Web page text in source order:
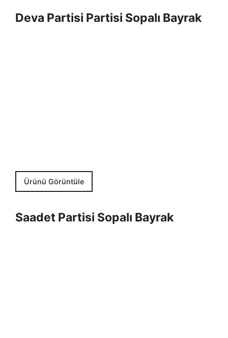
Deva Partisi Partisi Sopalı Bayrak
Ürünü Görüntüle
Saadet Partisi Sopalı Bayrak